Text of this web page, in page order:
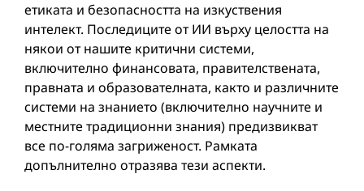
етиката и безопасността на изкуствения
интелект. Последиците от ИИ върху целостта на
някои от нашите критични системи,
включително финансовата, правителствената,
правната и образователната, както и различните
системи на знанието (включително научните и
местните традиционни знания) предизвикват
все по-голяма загриженост. Рамката
допълнително отразява тези аспекти.